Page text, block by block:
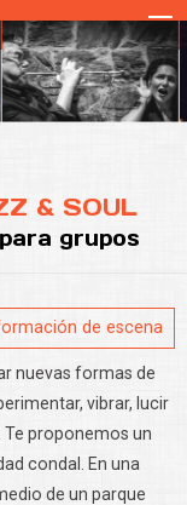
& SOUL
para grupos
de escena
nuevas formas de
vibrar, lucir
Te proponemos un
condal. En una
de un parque